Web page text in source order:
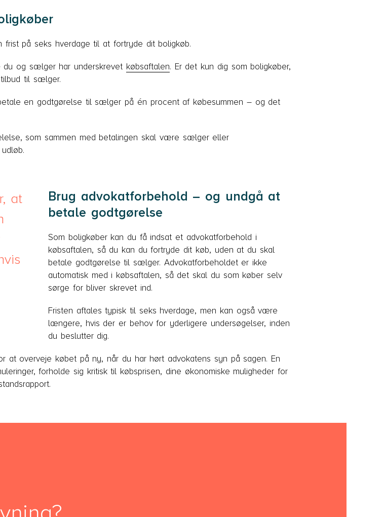
frist på seks hverdage til at fortryde dit boligkøb.
du og sælger har underskrevet købsaftalen. Er det kun dig som boligkøber,
til sælger.
en godtgørelse til sælger på én procent af købesummen – og det
som sammen med betalingen skal være sælger eller
at
Brug advokatforbehold – og undgå at
betale godtgørelse
Som boligkøber kan du få indsat et advokatforbehold i
købsaftalen, så du kan du fortryde dit køb, uden at du skal
betale godtgørelse til sælger. Advokatforbeholdet er ikke
automatisk med i købsaftalen, så det skal du som køber selv
sørge for bliver skrevet ind.
Fristen aftales typisk til seks hverdage, men kan også være
længere, hvis der er behov for yderligere undersøgelser, inden
du beslutter dig.
at overveje købet på ny, når du har hørt advokatens syn på sagen. En
forholde sig kritisk til købsprisen, dine økonomiske muligheder for